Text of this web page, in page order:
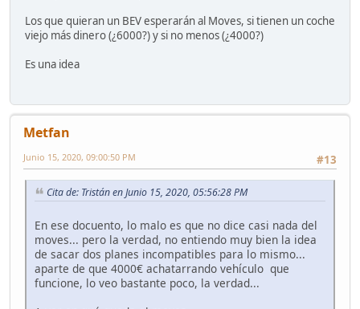
Los que quieran un BEV esperarán al Moves, si tienen un coche
viejo más dinero (¿6000?) y si no menos (¿4000?)
Es una idea
Metfan
#13
Junio 15, 2020, 09:00:50 PM
Cita de: Tristán en Junio 15, 2020, 05:56:28 PM
En ese docuento, lo malo es que no dice casi nada del
moves... pero la verdad, no entiendo muy bien la idea
de sacar dos planes incompatibles para lo mismo...
aparte de que 4000€ achatarrando vehículo que
funcione, lo veo bastante poco, la verdad...